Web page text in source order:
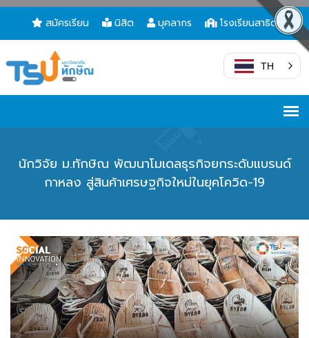
สมัครเรียน นิสิต บุคลากร โรงเรียนสาธิต
TH
นักวิจัย ม.ทักษิณ พัฒนาโมเดลธุรกิจยกระดับแบรนด์
กาหลง สู่สินค้าเศรษฐกิจใหม่ในยุคโควิด-19